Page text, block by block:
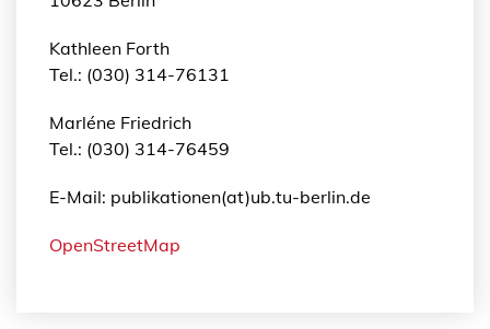
Kathleen Forth
Tel.: (030) 314-76131
Marléne Friedrich
Tel.: (030) 314-76459
E-Mail: publikationen(at)ub.tu-berlin.de
OpenStreetMap